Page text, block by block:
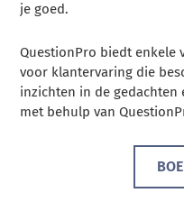
je goed.
QuestionPro biedt enkele
voor klantervaring die
inzichten in de gedachten
met behulp van